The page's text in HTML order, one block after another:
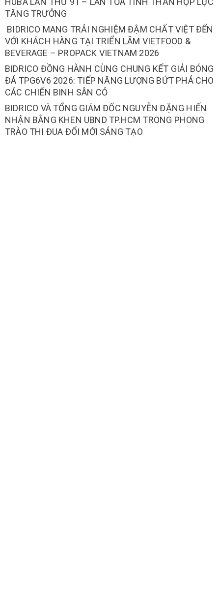
TĂNG TRƯỞNG
BIDRICO MANG TRẢI NGHIỆM ĐẬM CHẤT VIỆT ĐẾN
VỚI KHÁCH HÀNG TẠI TRIỂN LÃM VIETFOOD &
BEVERAGE – PROPACK VIETNAM 2026
BIDRICO ĐỒNG HÀNH CÙNG CHUNG KẾT GIẢI BÓNG
ĐÁ TPG6V6 2026: TIẾP NĂNG LƯỢNG BỨT PHÁ CHO
CÁC CHIẾN BINH SÂN CỎ
BIDRICO VÀ TỔNG GIÁM ĐỐC NGUYỄN ĐẶNG HIẾN
NHẬN BẰNG KHEN UBND TP.HCM TRONG PHONG
TRÀO THI ĐUA ĐỔI MỚI SÁNG TẠO